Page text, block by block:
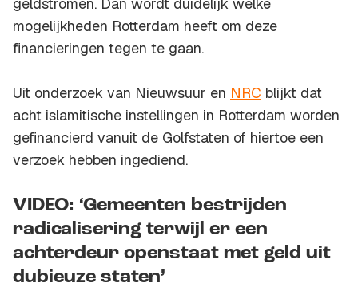
geldstromen. Dan wordt duidelijk welke
mogelijkheden Rotterdam heeft om deze
financieringen tegen te gaan.
Uit onderzoek van Nieuwsuur en NRC blijkt dat
acht islamitische instellingen in Rotterdam worden
gefinancierd vanuit de Golfstaten of hiertoe een
verzoek hebben ingediend.
VIDEO: ‘Gemeenten bestrijden
radicalisering terwijl er een
achterdeur openstaat met geld uit
dubieuze staten’